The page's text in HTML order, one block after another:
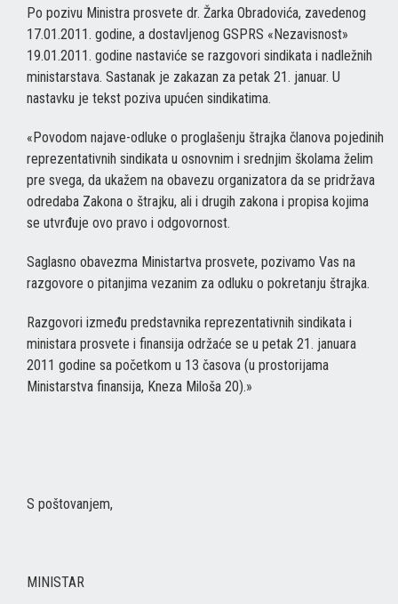
Po pozivu Ministra prosvete dr. Žarka Obradovića, zavedenog
17.01.2011. godine, a dostavljenog GSPRS «Nezavisnost»
19.01.2011. godine nastaviće se razgovori sindikata i nadležnih
ministarstava. Sastanak je zakazan za petak 21. januar. U
nastavku je tekst poziva upućen sindikatima.
«Povodom najave-odluke o proglašenju štrajka članova pojedinih
reprezentativnih sindikata u osnovnim i srednjim školama želim
pre svega, da ukažem na obavezu organizatora da se pridržava
odredaba Zakona o štrajku, ali i drugih zakona i propisa kojima
se utvrđuje ovo pravo i odgovornost.
Saglasno obavezma Ministartva prosvete, pozivamo Vas na
razgovore o pitanjima vezanim za odluku o pokretanju štrajka.
Razgovori između predstavnika reprezentativnih sindikata i
ministara prosvete i finansija održaće se u petak 21. januara
2011 godine sa početkom u 13 časova (u prostorijama
Ministarstva finansija, Kneza Miloša 20).»
S poštovanjem,
MINISTAR